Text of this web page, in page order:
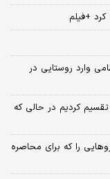
+فیلم
سوریه/ 5 خودروی نظامی وارد روستایی در
کردیم در حالی که
را که برای محاصره